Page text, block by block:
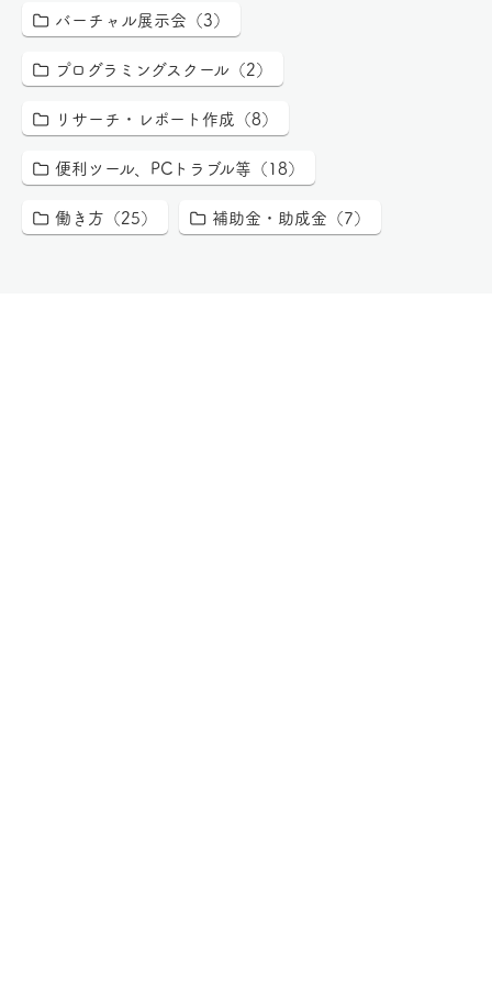
バーチャル展示会（3）
プログラミングスクール（2）
リサーチ・レポート作成（8）
便利ツール、PCトラブル等（18）
働き方（25） 補助金・助成金（7）